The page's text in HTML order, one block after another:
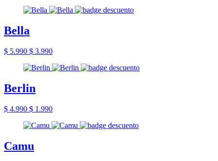
Bella
$ 5.990 $ 3.990
Berlin
$ 4.990 $ 1.990
Camu